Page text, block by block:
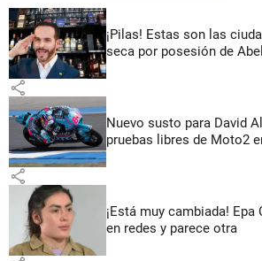
¡Pilas! Estas son las
seca por posesión de
share
Nuevo susto para David
pruebas libres de Moto2
share
¡Está muy cambiada!
en redes y parece otra